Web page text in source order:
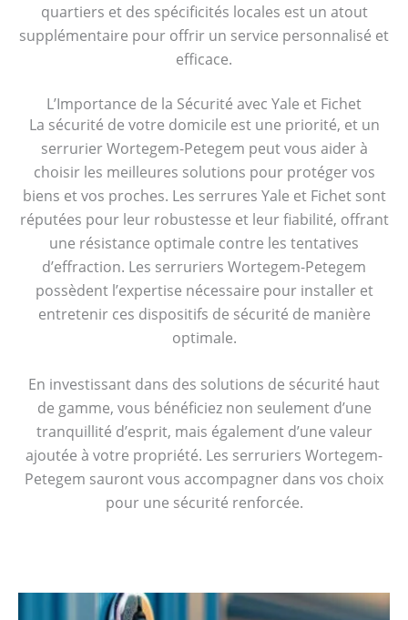
quartiers et des spécificités locales est un atout
supplémentaire pour offrir un service personnalisé et
efficace.
L’Importance de la Sécurité avec Yale et Fichet
La sécurité de votre domicile est une priorité, et un
serrurier Wortegem-Petegem peut vous aider à
choisir les meilleures solutions pour protéger vos
biens et vos proches. Les serrures Yale et Fichet sont
réputées pour leur robustesse et leur fiabilité, offrant
une résistance optimale contre les tentatives
d’effraction. Les serruriers Wortegem-Petegem
possèdent l’expertise nécessaire pour installer et
entretenir ces dispositifs de sécurité de manière
optimale.
En investissant dans des solutions de sécurité haut
de gamme, vous bénéficiez non seulement d’une
tranquillité d’esprit, mais également d’une valeur
ajoutée à votre propriété. Les serruriers Wortegem-
Petegem sauront vous accompagner dans vos choix
pour une sécurité renforcée.